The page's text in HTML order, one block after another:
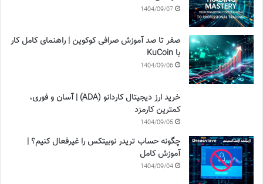
1404/09/07
صفر تا صد آموزش صرافی کوکوین | راهنمای کامل کار
با KuCoin
1404/09/06
خرید ارز دیجیتال کاردانو (ADA) | آسان و فوری،
کمترین کارمزد
1404/09/05
چگونه حساب تریدر نوبیتکس را غیرفعال کنیم؟ |
آموزش کامل
1404/09/04